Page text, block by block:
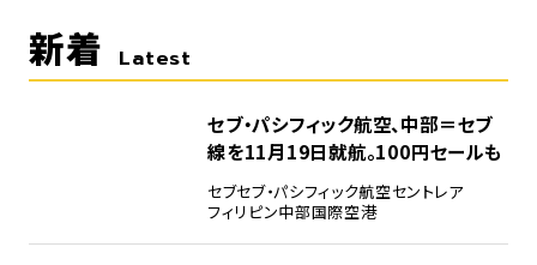
新着 Latest
セブ・パシフィック航空、中部＝セブ
線を11月19日就航。100円セールも
セブセブ・パシフィック航空セントレア
フィリピン中部国際空港